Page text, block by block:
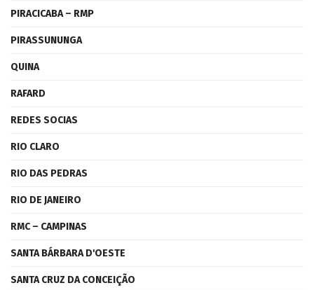
PIRACICABA – RMP
PIRASSUNUNGA
QUINA
RAFARD
REDES SOCIAS
RIO CLARO
RIO DAS PEDRAS
RIO DE JANEIRO
RMC – CAMPINAS
SANTA BÁRBARA D'OESTE
SANTA CRUZ DA CONCEIÇÃO